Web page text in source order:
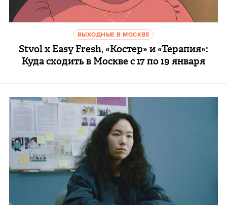
ВЫХОДНЫЕ В МОСКВЕ
Stvol x Easy Fresh, «Костер» и «Терапия»:
Куда сходить в Москве с 17 по 19 января